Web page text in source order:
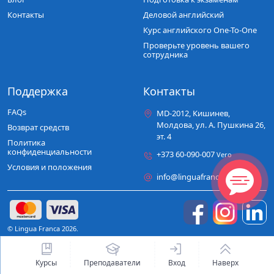
Курсы Преподаватели Вход Наверх
то, что делаете, очень хорошо!
Контакты
Деловой английский
Курс английского One-To-One
Проверьте уровень вашего
сотрудника
Поддержка
FAQs
Возврат средств
Политика
конфиденциальности
Условия и положения
Контакты
MD-2012, Кишинев,
Молдова, ул. A. Пушкина 26,
эт. 4
+373 60-090-007 Vero
info@linguafranca.md
© Lingua Franca 2026.